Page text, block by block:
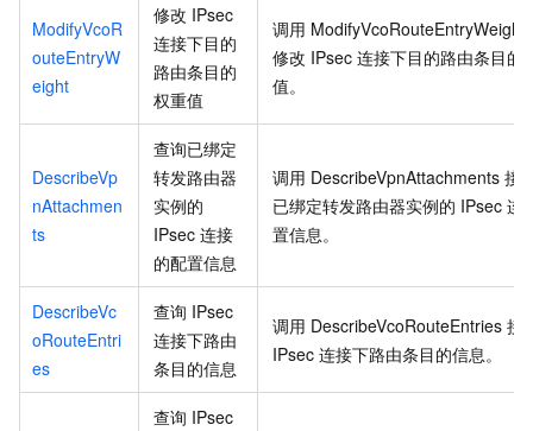
ModifyVcoR
outeEntryW
eight
修改 IPsec
连接下目的
路由条目的
权重值
调用 ModifyVcoRouteEntryWeight
修改 IPsec 连接下目的路由条目的
值。
DescribeVp
nAttachmen
ts
查询已绑定
转发路由器
实例的
IPsec 连接
的配置信息
调用 DescribeVpnAttachments 接
已绑定转发路由器实例的 IPsec 连
置信息。
DescribeVc
oRouteEntri
es
查询 IPsec
连接下路由
条目的信息
调用 DescribeVcoRouteEntries 接
IPsec 连接下路由条目的信息。
查询 IPsec